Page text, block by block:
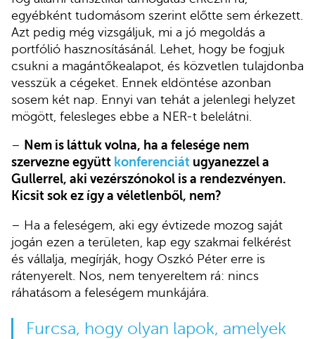
egyébként tudomásom szerint előtte sem érkezett.
Azt pedig még vizsgáljuk, mi a jó megoldás a
portfólió hasznosításánál. Lehet, hogy be fogjuk
csukni a magántőkealapot, és közvetlen tulajdonba
vesszük a cégeket. Ennek eldöntése azonban
sosem két nap. Ennyi van tehát a jelenlegi helyzet
mögött, felesleges ebbe a NER-t belelátni.
– Nem is láttuk volna, ha a felesége nem
szervezne együtt konferenciát ugyanezzel a
Gullerrel, aki vezérszónokol is a rendezvényen.
Kicsit sok ez így a véletlenből, nem?
– Ha a feleségem, aki egy évtizede mozog saját
jogán ezen a területen, kap egy szakmai felkérést
és vállalja, megírják, hogy Oszkó Péter erre is
rátenyerelt. Nos, nem tenyereltem rá: nincs
ráhatásom a feleségem munkájára.
Furcsa, hogy olyan lapok, amelyek